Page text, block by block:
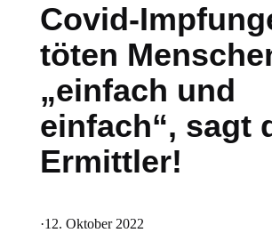
Covid-
töten
„einfach und
einfach“, sagt
Ermittler!
·12. Oktober 2022